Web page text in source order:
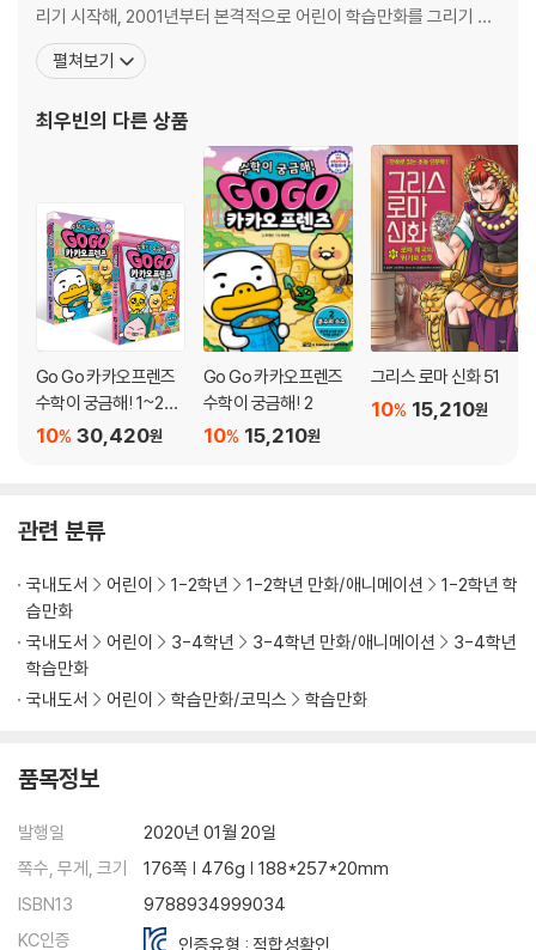
리기 시작해, 2001년부터 본격적으로 어린이 학습만화를 그리기 시
작했습니다. 지금은 빈 스튜디오를 이끌고 있으며, 좀 더 다양하고 재
미있는 어린이 만화를 그리기 위해 애쓰고 있습니다. 그린 책으로는
즈, 『서울대 선정 인문고전 법의 정신
펼쳐보기
최우빈의 다른 상품
Go Go 카카오프렌즈
수학이 궁금해! 1~2권
세트 30,420원
10%
Go Go 카카오프렌즈
수학이 궁금해! 2
15,210원
10%
그리스 로마 신화 51
15,210원
10%
관련 분류
국내도서 어린이 1-2학년 1-2학년 만화/애니메이션
1-2학년 학
습만화
국내도서
어린이 3-4학년 3-4학년 만화/애니메이션
3-4학년
학습만화
국내도서
어린이 학습만화/코믹스 학습만화
품목정보
발행일
2020년 01월 20일
쪽수, 무게, 크기
176쪽 | 476g | 188*257*20mm
ISBN13
9788934999034
KC인증
인증유형 : 적합성확인